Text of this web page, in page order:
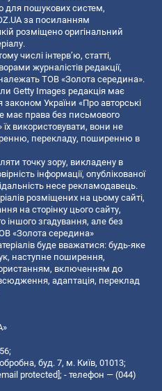
для пошукових систем,
за посиланням
розміщено оригінальний
числі інтерв’ю, статті,
журналістів редакції,
ТОВ «Золота середина».
Getty Images редакція має
України «Про авторські
має права без письмового
використовувати, вони не
перекладу, поширенню в
точку зору, викладену в
інформації, опублікованої
несе рекламодавець.
розміщених на цьому сайті,
на сторінку цього сайту,
іншого згадування, але без
«Золота середина»
буде вважатися: будь-яке
наступне поширення,
включенням до
адаптація, переклад
буд. 7, м. Київ, 01013;
protected]; - телефон — (044)